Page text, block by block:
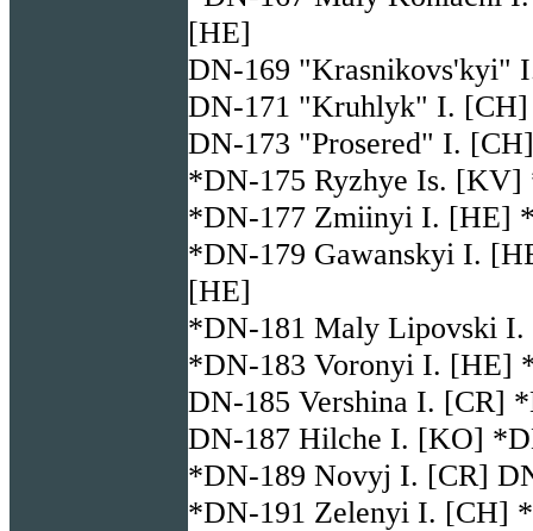
[HE]
DN-169 "Krasnikovs'kyi"
DN-171 "Kruhlyk" I.
DN-173 "Prosered" I.
*DN-175 Ryzhye Is.
*DN-177 Zmiinyi I. [HE]
*DN-179 Gawanskyi I.
[HE]
*DN-181 Maly Lipovski
*DN-183 Voronyi I. [HE]
DN-185 Vershina I. [CR]
DN-187 Hilche I. [KO]
*DN-189 Novyj I. [CR]
*DN-191 Zelenyi I. [CH]